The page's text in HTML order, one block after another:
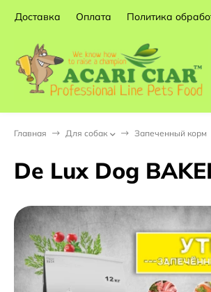
Доставка Оплата Политика
Главная Для собак Запеченный корм
De Lux Dog